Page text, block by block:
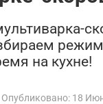
на кухне!
Опубликовано: 18